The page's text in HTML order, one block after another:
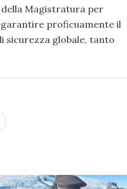
Magistratura per
proficuamente il
sicurezza globale, tanto